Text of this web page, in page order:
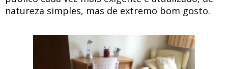
natureza simples, mas de extremo bom gosto.